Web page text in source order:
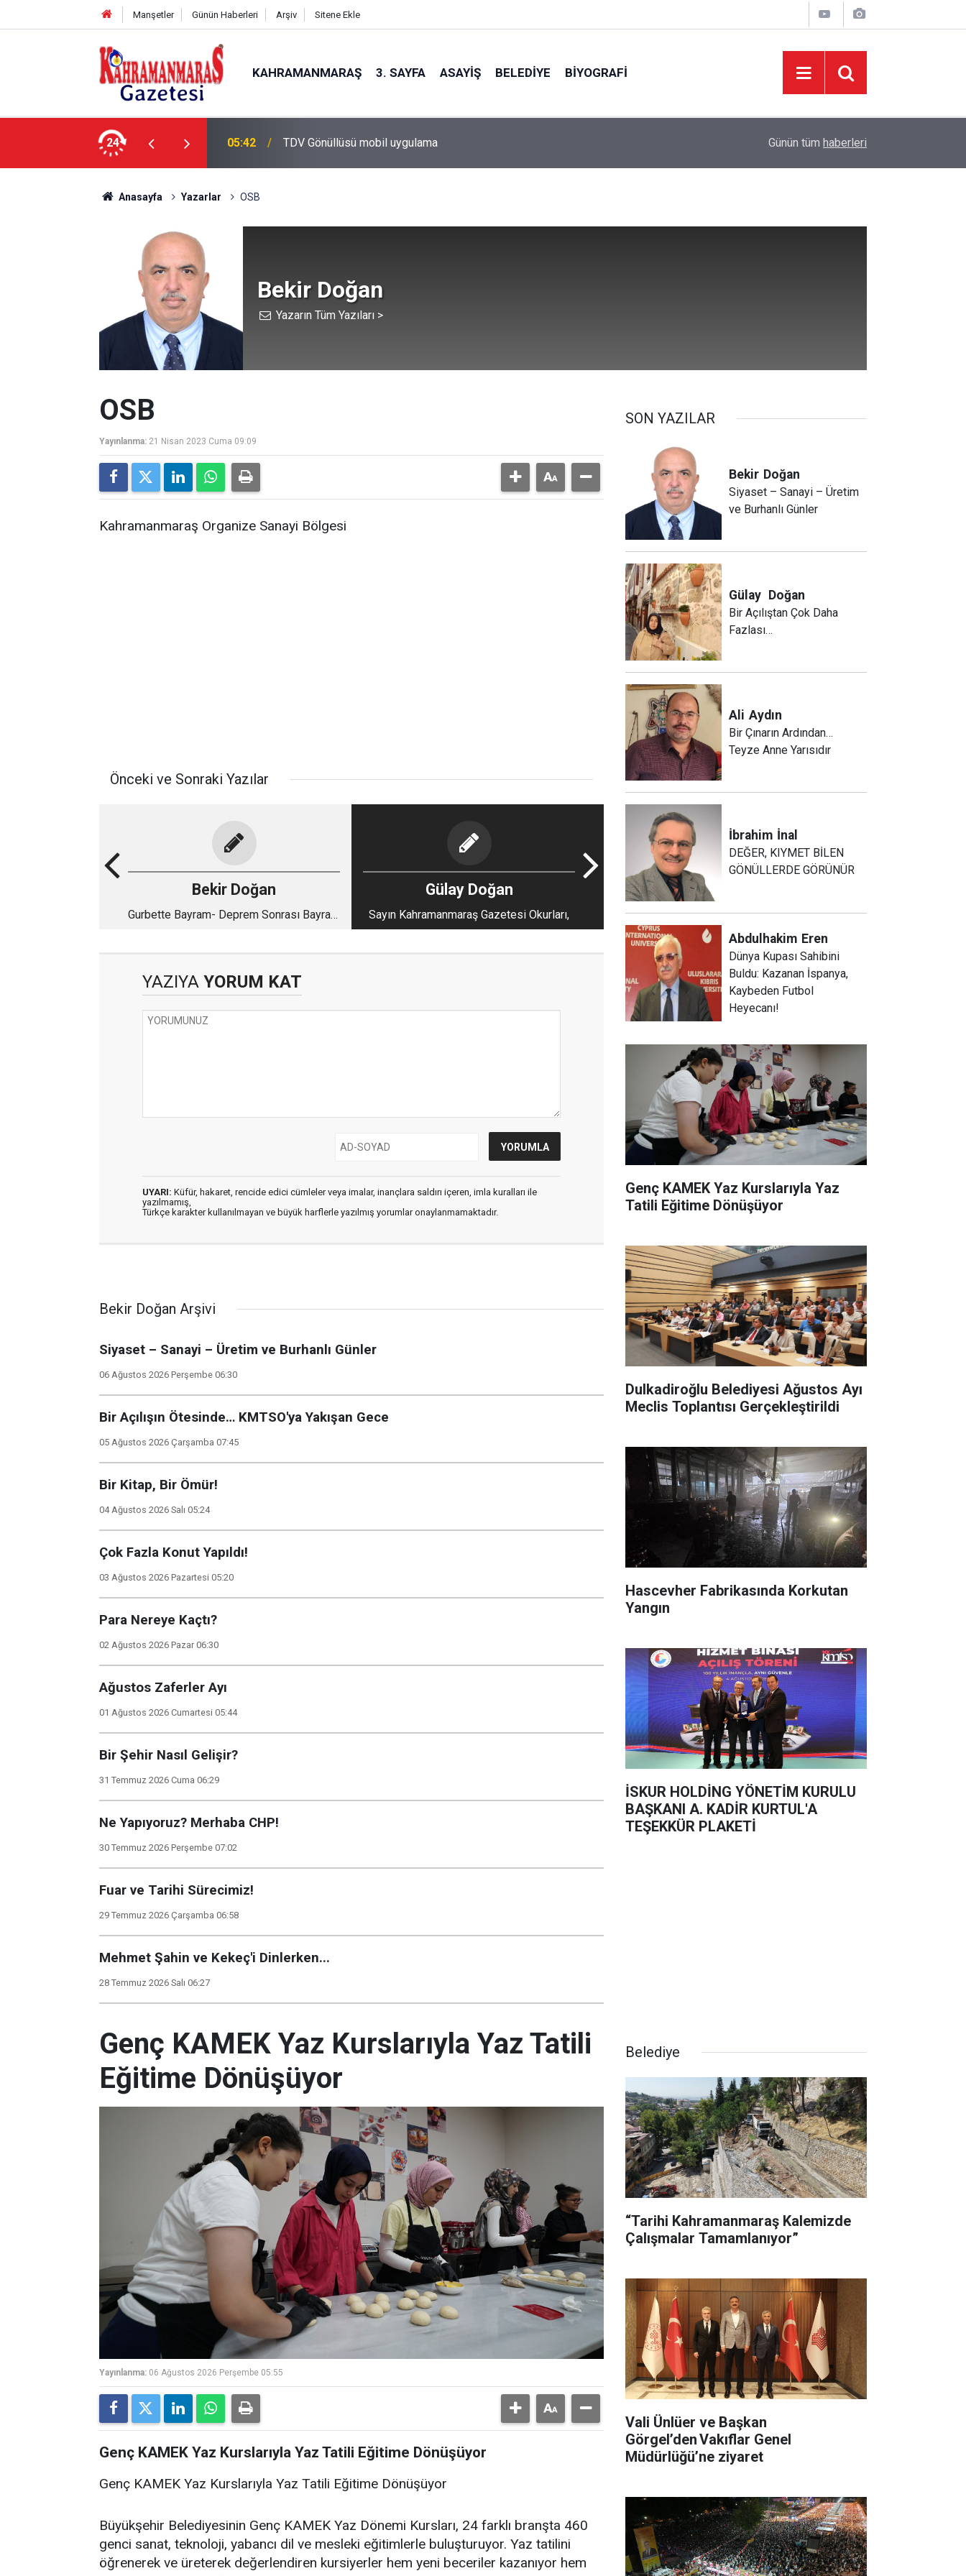
Manşetler Günün Haberleri Arşiv Sitene Ekle
KAHRAMANMARAŞ 3. SAYFA ASAYIŞ BELEDIYE BIYOGRAFI
24
Tamamlanıyor” 05:42 TDV Gönüllüsü mobil uygulama Başkan Toptaş, mahallelerin yaşam kalitesini
Günün tüm haberleri
Anasayfa Yazarlar OSB
Bekir Doğan
Yazarın Tüm Yazıları >
OSB
Yayınlanma: 21 Nisan 2023 Cuma 09:09
Kahramanmaraş Organize Sanayi Bölgesi
Önceki ve Sonraki Yazılar
Bekir Doğan
Gurbette Bayram- Deprem Sonrası Bayram
Gülay Doğan
Sayın Kahramanmaraş Gazetesi Okurları,
YAZIYA YORUM KAT
UYARI: Küfür, hakaret, rencide edici cümleler veya imalar, inançlara saldırı içeren, imla kuralları ile
yazılmamış,
Türkçe karakter kullanılmayan ve büyük harflerle yazılmış yorumlar onaylanmamaktadır.
Bekir Doğan Arşivi
Siyaset – Sanayi – Üretim ve Burhanlı Günler
06 Ağustos 2026 Perşembe 06:30
Bir Açılışın Ötesinde… KMTSO'ya Yakışan Gece
05 Ağustos 2026 Çarşamba 07:45
Bir Kitap, Bir Ömür!
04 Ağustos 2026 Salı 05:24
Çok Fazla Konut Yapıldı!
03 Ağustos 2026 Pazartesi 05:20
Para Nereye Kaçtı?
02 Ağustos 2026 Pazar 06:30
Ağustos Zaferler Ayı
01 Ağustos 2026 Cumartesi 05:44
Bir Şehir Nasıl Gelişir?
31 Temmuz 2026 Cuma 06:29
Ne Yapıyoruz? Merhaba CHP!
30 Temmuz 2026 Perşembe 07:02
Fuar ve Tarihi Sürecimiz!
29 Temmuz 2026 Çarşamba 06:58
Mehmet Şahin ve Kekeç'i Dinlerken...
28 Temmuz 2026 Salı 06:27
SON YAZILAR
Bekir Doğan
Siyaset – Sanayi – Üretim
ve Burhanlı Günler
Gülay Doğan
Bir Açılıştan Çok Daha
Fazlası…
Ali Aydın
Bir Çınarın Ardından…
Teyze Anne Yarısıdır
İbrahim İnal
DEĞER, KIYMET BİLEN
GÖNÜLLERDE GÖRÜNÜR
Abdulhakim Eren
Dünya Kupası Sahibini
Buldu: Kazanan İspanya,
Kaybeden Futbol
Heyecanı!
Genç KAMEK Yaz Kurslarıyla Yaz
Tatili Eğitime Dönüşüyor
Dulkadiroğlu Belediyesi Ağustos Ayı
Meclis Toplantısı Gerçekleştirildi
Hascevher Fabrikasında Korkutan
Yangın
İSKUR HOLDİNG YÖNETİM KURULU
BAŞKANI A. KADİR KURTUL'A
TEŞEKKÜR PLAKETİ
Genç KAMEK Yaz Kurslarıyla Yaz Tatili
Eğitime Dönüşüyor
Yayınlanma: 06 Ağustos 2026 Perşembe 05:55
Genç KAMEK Yaz Kurslarıyla Yaz Tatili Eğitime Dönüşüyor
Genç KAMEK Yaz Kurslarıyla Yaz Tatili Eğitime Dönüşüyor
Büyükşehir Belediyesinin Genç KAMEK Yaz Dönemi Kursları, 24 farklı branşta 460
genci sanat, teknoloji, yabancı dil ve mesleki eğitimlerle buluşturuyor. Yaz tatilini
öğrenerek ve üreterek değerlendiren kursiyerler hem yeni beceriler kazanıyor hem
Belediye
“Tarihi Kahramanmaraş Kalemizde
Çalışmalar Tamamlanıyor”
Vali Ünlüer ve Başkan
Görgel’den Vakıflar Genel
Müdürlüğü’ne ziyaret